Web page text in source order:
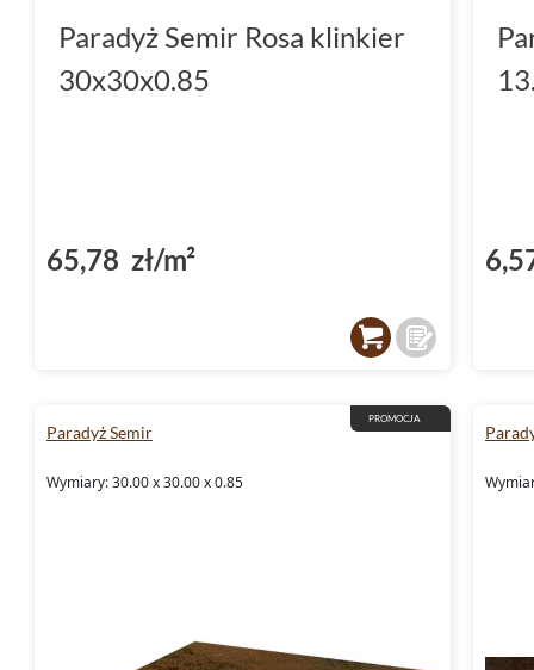
Paradyż Semir Rosa klinkier
30x30x0.85
65,78 zł/m²
PROMOCJA
Paradyż Semir
Wymiary: 30.00 x 30.00 x 0.85